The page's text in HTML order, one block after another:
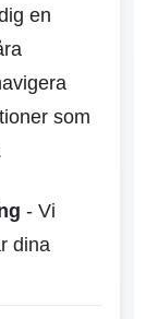
en
som
- Vi
dina